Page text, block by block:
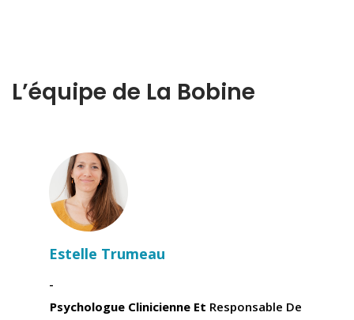
L’équipe de La Bobine
Estelle Trumeau
Psychologue Clinicienne Et Responsable De